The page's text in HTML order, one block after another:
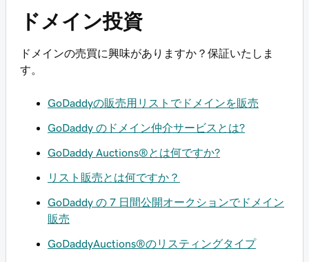
ドメイン投資
ドメインの売買に興味がありますか？保証いたしま
す。
GoDaddyの販売用リストでドメインを販売
GoDaddy のドメイン仲介サービスとは?
GoDaddy Auctions®とは何ですか?
リスト販売とは何ですか？
GoDaddy の 7 日間公開オークションでドメイン
販売
GoDaddyAuctions®のリスティングタイプ